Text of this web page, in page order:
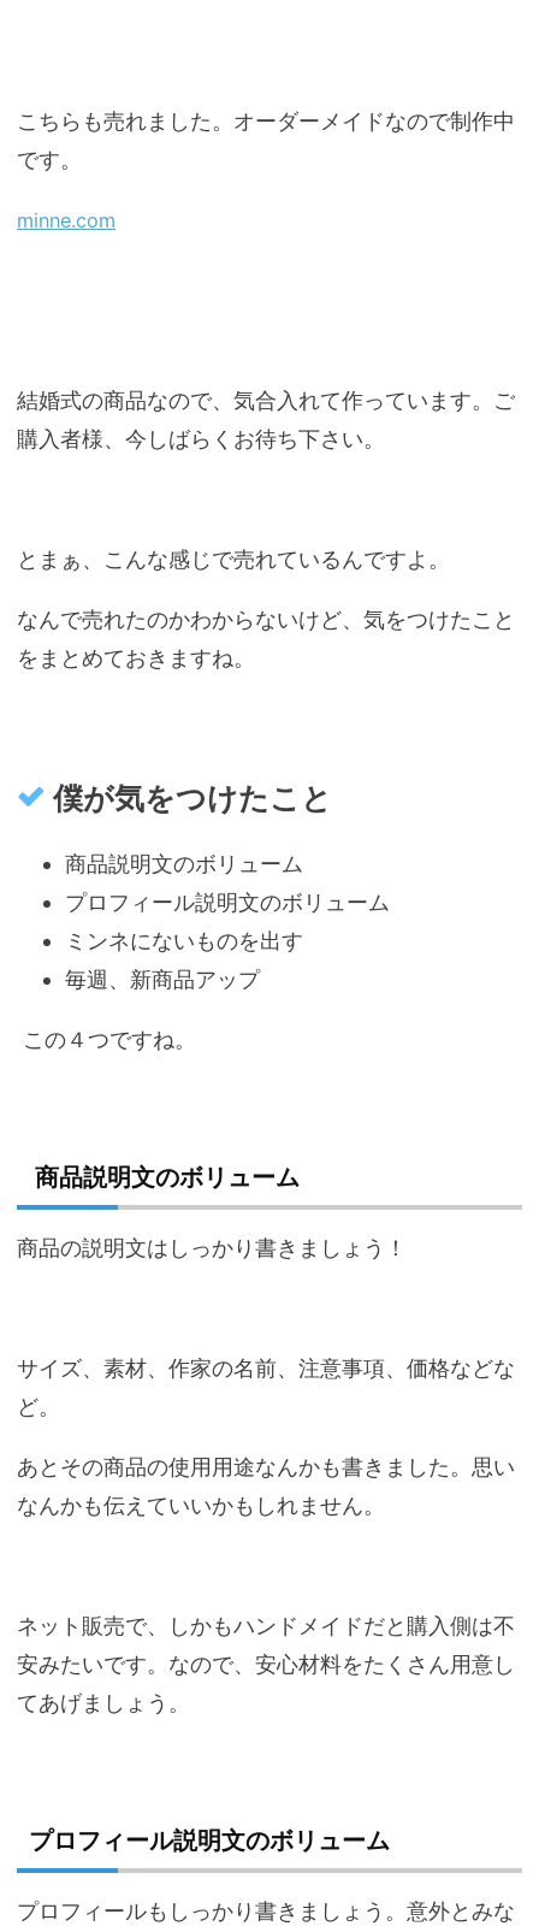
こちらも売れました。オーダーメイドなので制作中
です。
minne.com
結婚式の商品なので、気合入れて作っています。ご
購入者様、今しばらくお待ち下さい。
とまぁ、こんな感じで売れているんですよ。
なんで売れたのかわからないけど、気をつけたこと
をまとめておきますね。
僕が気をつけたこと
商品説明文のボリューム
プロフィール説明文のボリューム
ミンネにないものを出す
毎週、新商品アップ
この４つですね。
商品説明文のボリューム
商品の説明文はしっかり書きましょう！
サイズ、素材、作家の名前、注意事項、価格などな
ど。
あとその商品の使用用途なんかも書きました。思い
なんかも伝えていいかもしれません。
ネット販売で、しかもハンドメイドだと購入側は不
安みたいです。なので、安心材料をたくさん用意し
てあげましょう。
プロフィール説明文のボリューム
プロフィールもしっかり書きましょう。意外とみな